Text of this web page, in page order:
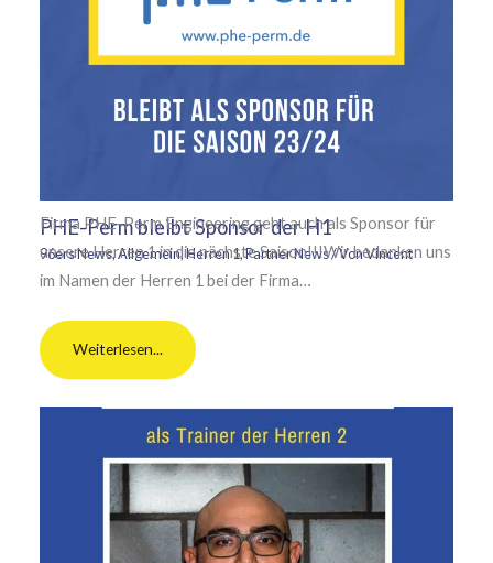
PHE-Perm bleibt Sponsor der H1
96ers News,Allgemein,Herren 1,Partner News/ VonVincent
Firma PHE-Perm Engineering geht auch als Sponsor für
unsere Herren 1 in die nächste Saison!!!Wir bedanken uns
im Namen der Herren 1 bei der Firma…
Weiterlesen...